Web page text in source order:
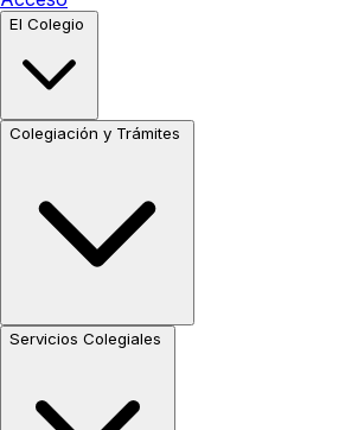
El Colegio
Colegiación y Trámites
Servicios Colegiales